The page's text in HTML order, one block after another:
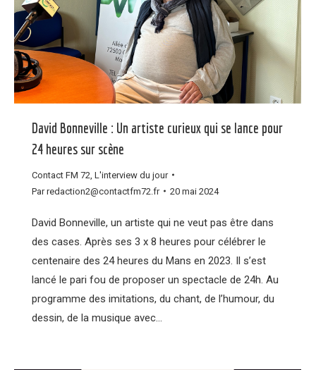
David Bonneville : Un artiste curieux qui se lance pour
24 heures sur scène
Contact FM 72 L'interview du jour
Parredaction2@contactfm72.fr 20 mai 2024
David Bonneville, un artiste qui ne veut pas être dans
des cases. Après ses 3 x 8 heures pour célébrer le
centenaire des 24 heures du Mans en 2023. Il s’est
lancé le pari fou de proposer un spectacle de 24h. Au
programme des imitations, du chant, de l’humour, du
dessin, de la musique avec…